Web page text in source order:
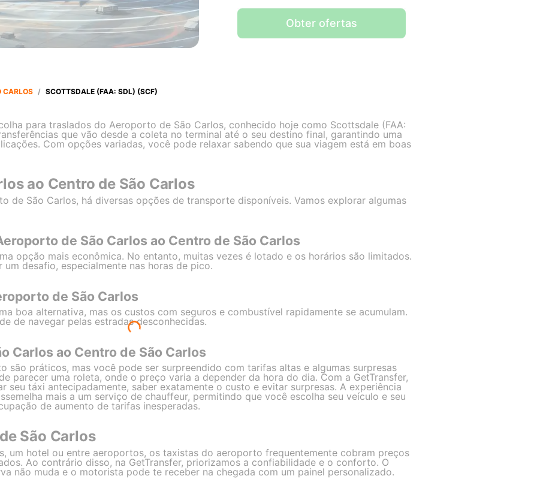
Obter ofertas
CARLOS / SCOTTSDALE (FAA: SDL) (SCF)
para traslados do Aeroporto de São Carlos, conhecido hoje como Scottsdale (FAA:
que vão desde a coleta no terminal até o seu destino final, garantindo uma
Com opções variadas, você pode relaxar sabendo que sua viagem está em boas
ao Centro de São Carlos
de São Carlos, há diversas opções de transporte disponíveis. Vamos explorar algumas
de São Carlos ao Centro de São Carlos
opção mais econômica. No entanto, muitas vezes é lotado e os horários são limitados.
desafio, especialmente nas horas de pico.
de São Carlos
boa alternativa, mas os custos com seguros e combustível rapidamente se acumulam.
de navegar pelas estradas desconhecidas.
Carlos ao Centro de São Carlos
são práticos, mas você pode ser surpreendido com tarifas altas e algumas surpresas
parecer uma roleta, onde o preço varia a depender da hora do dia. Com a GetTransfer,
seu táxi antecipadamente, saber exatamente o custo e evitar surpresas. A experiência
mais a um serviço de chauffeur, permitindo que você escolha seu veículo e seu
de aumento de tarifas inesperadas.
São Carlos
um hotel ou entre aeroportos, os taxistas do aeroporto frequentemente cobram preços
Ao contrário disso, na GetTransfer, priorizamos a confiabilidade e o conforto. O
não muda e o motorista pode te receber na chegada com um painel personalizado.